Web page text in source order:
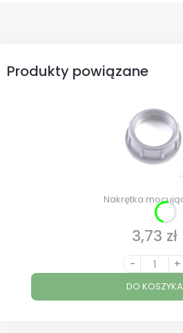
Produkty powiązane
Cena
3,73 zł
- +
DO KOSZYKA